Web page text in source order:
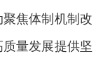
焦体制机制改
量发展提供坚